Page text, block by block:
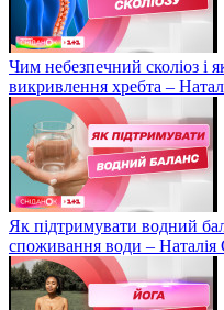
Чим небезпечний сколіоз і
викривлення хребта –
Як підтримувати водний
споживання води – Наталія